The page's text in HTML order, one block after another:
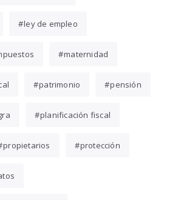
ley de empleo
maternidad
patrimonio pensión
planificación fiscal
propietarios protección